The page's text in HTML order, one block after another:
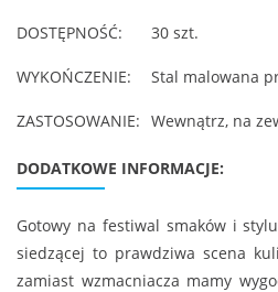
DOSTĘPNOŚĆ: 30 szt.
WYKOŃCZENIE: Stal malowana
ZASTOSOWANIE: Wewnątrz, na
DODATKOWE INFORMACJE:
Gotowy na festiwal smaków i
siedzącej to prawdziwa scena
zamiast wzmacniacza mamy